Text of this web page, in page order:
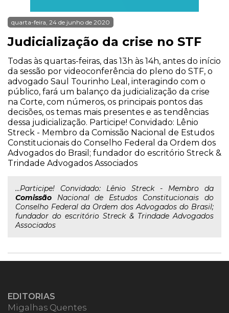
quarta-feira, 24 de junho de 2020
Judicialização da crise no STF
Todas às quartas-feiras, das 13h às 14h, antes do início
da sessão por videoconferência do pleno do STF, o
advogado Saul Tourinho Leal, interagindo com o
público, fará um balanço da judicialização da crise
na Corte, com números, os principais pontos das
decisões, os temas mais presentes e as tendências
dessa judicialização. Participe! Convidado: Lênio
Streck - Membro da Comissão Nacional de Estudos
Constitucionais do Conselho Federal da Ordem dos
Advogados do Brasil; fundador do escritório Streck &
Trindade Advogados Associados
...Participe! Convidado: Lênio Streck - Membro da
Comissão Nacional de Estudos Constitucionais do
Conselho Federal da Ordem dos Advogados do Brasil;
fundador do escritório Streck & Trindade Advogados
Associados
EDITORIAS
Migalhas Quentes